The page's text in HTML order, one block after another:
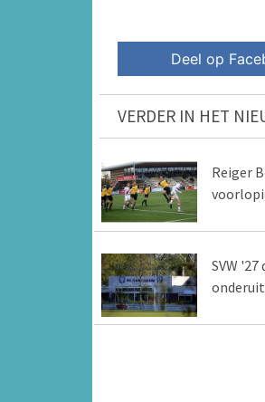
Deel op
VERDER IN HET
Reiger
SVW